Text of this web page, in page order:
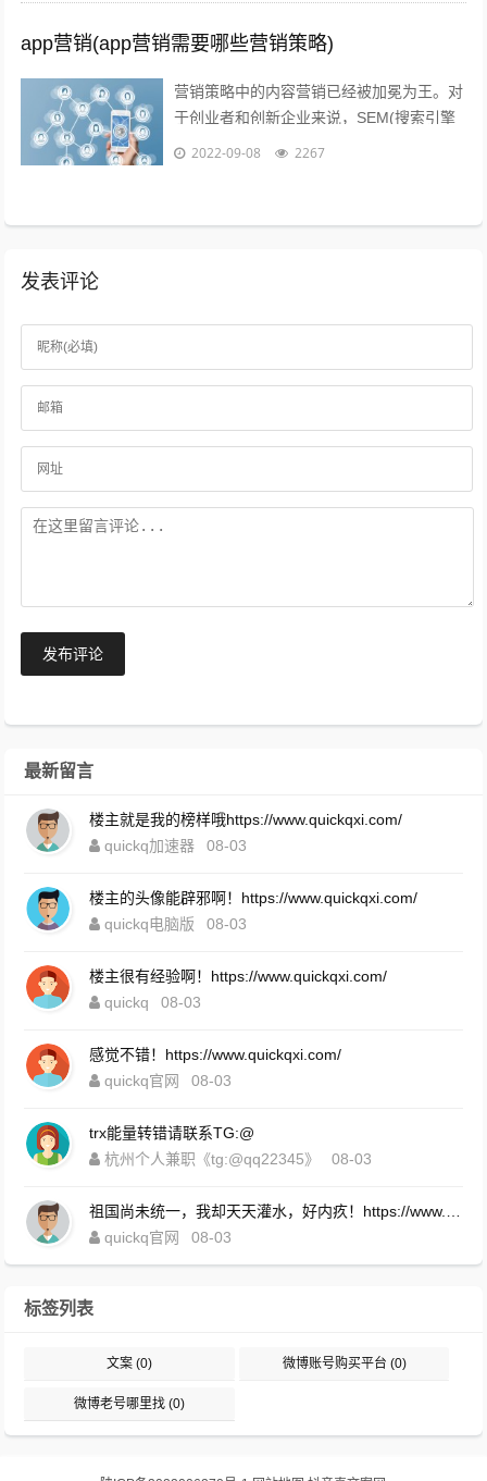
app营销(app营销需要哪些营销策略)
营销策略中的内容营销已经被加冕为王。对
于创业者和创新企业来说，SEM(搜索引擎
营销)、粉丝经济、公关等等手段尚不可形
2022-09-08 2267
发表评论
发布评论
最新留言
楼主就是我的榜样哦https://www.quickqxi.com/
quickq加速器
08-03
楼主的头像能辟邪啊！https://www.quickqxi.com/
quickq电脑版
08-03
楼主很有经验啊！https://www.quickqxi.com/
quickq
08-03
感觉不错！https://www.quickqxi.com/
quickq官网
08-03
trx能量转错请联系TG:@
杭州个人兼职《tg:@qq22345》
08-03
quickq官网
08-03
标签列表
文案 (0) 微博账号购买平台 (0)
微博老号哪里找 (0)